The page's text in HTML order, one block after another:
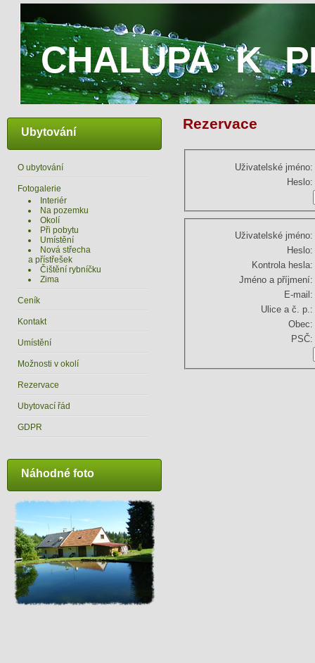
CHALUPA K
Ubytování
O ubytování
Fotogalerie
Interiér
Na pozemku
Okolí
Při pobytu
Umístění
Nová střecha
a přístřešek
Čištění rybníčku
Zima
Ceník
Kontakt
Umístění
Možnosti v okolí
Rezervace
Ubytovací řád
GDPR
Náhodné foto
Rezervace
Uživatelské jméno:
Heslo:
Uživatelské jméno:
Heslo:
Kontrola hesla:
Jméno a příjmení:
E-mail:
Ulice a č. p.:
Obec:
PSČ: